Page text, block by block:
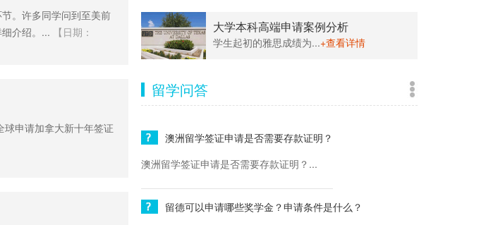
。许多同学问到至美前
介绍。... 【日期：
申请加拿大新十年签证
大学本科高端申请案例分析
学生起初的雅思成绩为...+查看详情
留学问答
澳洲留学签证申请是否需要存款证明？
澳洲留学签证申请是否需要存款证明？...
留德可以申请哪些奖学金？申请条件是什么？